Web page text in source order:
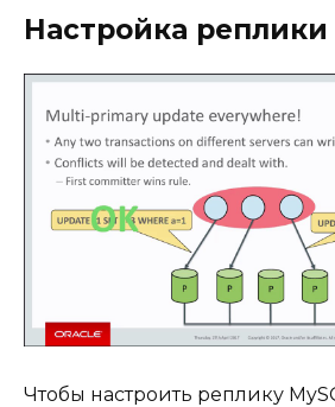
Настройка реплики
Чтобы настроить реплику